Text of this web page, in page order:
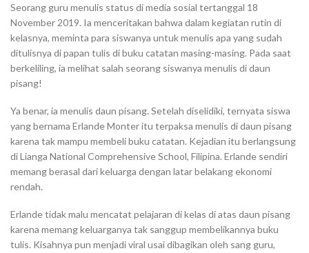
Seorang guru menulis status di media sosial tertanggal 18
November 2019. Ia menceritakan bahwa dalam kegiatan rutin di
kelasnya, meminta para siswanya untuk menulis apa yang sudah
ditulisnya di papan tulis di buku catatan masing-masing. Pada saat
berkeliling, ia melihat salah seorang siswanya menulis di daun
pisang!
Ya benar, ia menulis daun pisang. Setelah diselidiki, ternyata siswa
yang bernama Erlande Monter itu terpaksa menulis di daun pisang
karena tak mampu membeli buku catatan. Kejadian itu berlangsung
di Lianga National Comprehensive School, Filipina. Erlande sendiri
memang berasal dari keluarga dengan latar belakang ekonomi
rendah.
Erlande tidak malu mencatat pelajaran di kelas di atas daun pisang
karena memang keluarganya tak sanggup membelikannya buku
tulis. Kisahnya pun menjadi viral usai dibagikan oleh sang guru,